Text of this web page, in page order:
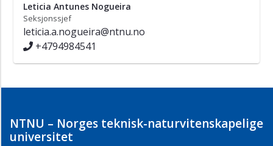
Leticia Antunes Nogueira
Seksjonssjef
leticia.a.nogueira@ntnu.no
+4794984541
NTNU – Norges teknisk-naturvitenskapelige
universitet